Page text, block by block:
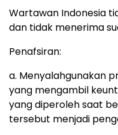
Wartawan Indonesia
dan tidak menerima
Penafsiran:
a. Menyalahgunakan
yang mengambil
yang diperoleh saat
tersebut menjadi